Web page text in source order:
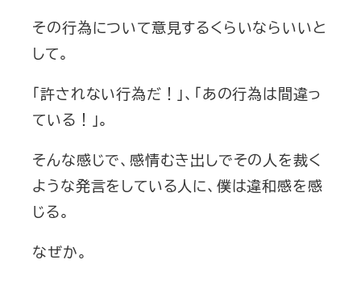
その行為について意見するくらいならいいと
して。
「許されない行為だ！」、「あの行為は間違っ
ている！」。
そんな感じで、感情むき出しでその人を裁く
ような発言をしている人に、僕は違和感を感
じる。
なぜか。